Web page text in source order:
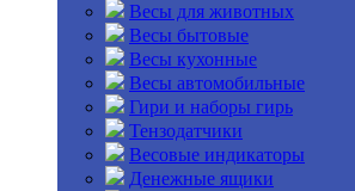
Весы для животных
Весы бытовые
Весы кухонные
Весы автомобильные
Гири и наборы гирь
Тензодатчики
Весовые индикаторы
Денежные ящики